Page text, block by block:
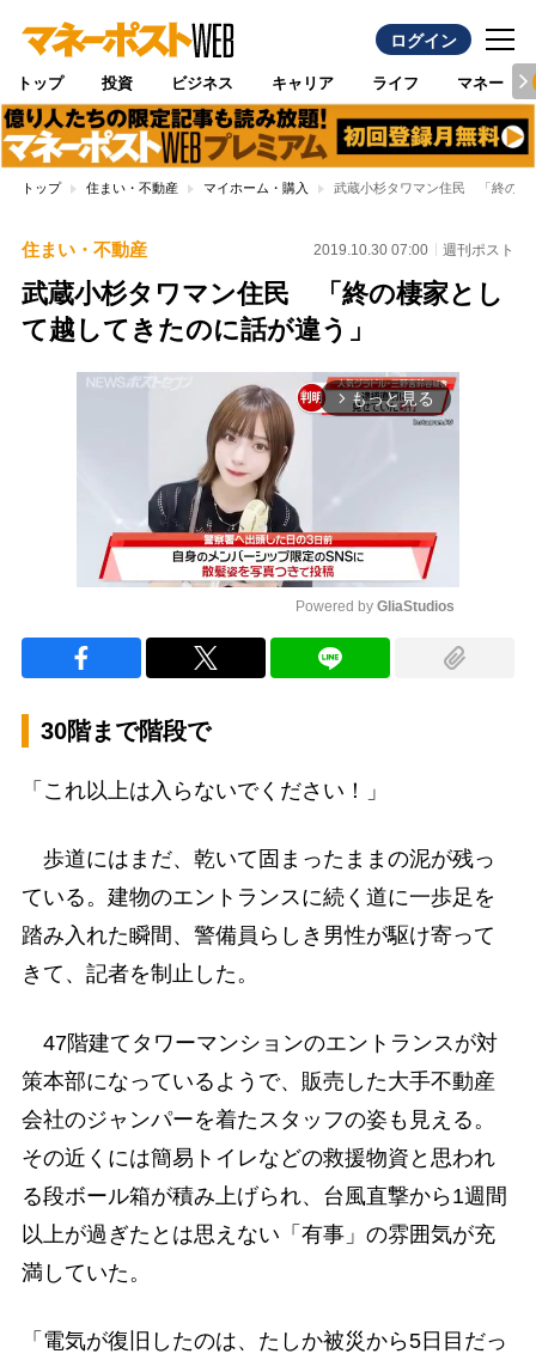
ログイン
トップ 投資 ビジネス キャリア ライフ マネー
トップ 住まい・不動産 マイホーム・購入 武蔵小杉タワマン住民 「終の棲
住まい・不動産 2019.10.30 07:00 週刊ポスト
武蔵小杉タワマン住民 「終の棲家とし
て越してきたのに話が違う」
arrow_forward_ios もっと見る
Powered by GliaStudios
30階まで階段で
「これ以上は入らないでください！」
歩道にはまだ、乾いて固まったままの泥が残っ
ている。建物のエントランスに続く道に一歩足を
踏み入れた瞬間、警備員らしき男性が駆け寄って
きて、記者を制止した。
47階建てタワーマンションのエントランスが対
策本部になっているようで、販売した大手不動産
会社のジャンパーを着たスタッフの姿も見える。
その近くには簡易トイレなどの救援物資と思われ
る段ボール箱が積み上げられ、台風直撃から1週間
以上が過ぎたとは思えない「有事」の雰囲気が充
満していた。
「電気が復旧したのは、たしか被災から5日目だっ